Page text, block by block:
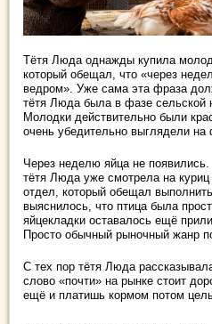
Тётя Люда однажды купила
который обещал, что «через
ведром». Уже сама эта фраза
тётя Люда была в фазе сельской
Молодки действительно были
очень убедительно выглядели
Через неделю яйца не
тётя Люда уже смотрела на куриц
отдел, который обещал
выяснилось, что птица была
яйцекладки оставалось ещё
Просто обычный рыночный жанр
С тех пор тётя Люда
слово «почти» на рынке стоит
ещё и платишь кормом потом